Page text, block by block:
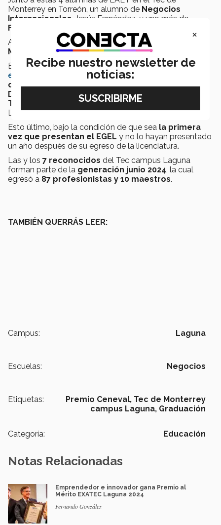
Monterrey en Torreón, un alumno de Negocios
Internacionales , Jesús Fernández, y uno más de
Finanzas
Asimismo, un estudiante de Ingeniería en
Mecatrónicaobtuvo el mismo honor:Erick Vázquez
El Premio Ceneval se otorga, según el centro
evaluador
, a los sustentantes que obtienen el nivel de
desempeño sobresaliente en la Sección
Disciplinar
y el mismo logro en laSección
Transversal
del Examen General para el Egreso de la
Licenciatura (EGEL).
Esto último, bajo la condición de que sea la primera
vez que presentan el EGEL y no lo hayan presentado
un año después de su egreso de la licenciatura.
Las y los 7 reconocidos del Tec campus Laguna
forman parte de la generación junio 2024, la cual
egresó a 87 profesionistas y 10 maestros.
TAMBIÉN QUERRÁS LEER:
Campus: Laguna
Escuelas: Negocios
Etiquetas: Premio Ceneval, Tec de Monterrey
campus Laguna, Graduación
Categoría: Educación
Notas Relacionadas
Emprendedor e innovador gana Premio al
Mérito EXATEC Laguna 2024
Fernando González
×
Recibe nuestro newsletter de
noticias: